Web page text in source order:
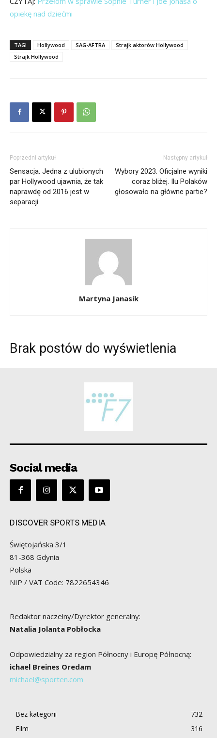
opiekę nad dziećmi
TAGI Hollywood SAG-AFTRA
Strajk aktorów Hollywood
Strajk Hollywood
Poprzedni artykuł
Sensacja. Jedna z ulubionych
par Hollywood ujawnia, że tak
naprawdę od 2016 jest w
separacji
Następny artykuł
Wybory 2023. Oficjalne wyniki
coraz bliżej. Ilu Polaków
głosowało na główne partie?
Martyna Janasik
Brak postów do wyświetlenia
Social media
DISCOVER SPORTS MEDIA
Świętojańska 3/1
81-368 Gdynia
Polska
NIP / VAT Code: 7822654346
Redaktor naczelny/Dyrektor generalny:
Natalia Jolanta Pobłocka
Odpowiedzialny za region Północny i Europę Północną:
ichael Breines Oredam
michael@sporten.com
Bez kategorii
732
Film
316